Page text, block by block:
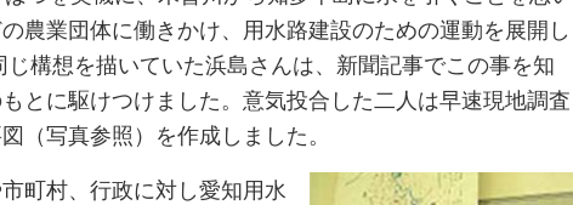
農業団体に働きかけ、用水路建設のための運動を展開し
じ構想を描いていた浜島さんは、新聞記事でこの事を知
とに駆けつけました。意気投合した二人は早速現地調査
（写真参照）を作成しました。
町村、行政に対し愛知用水